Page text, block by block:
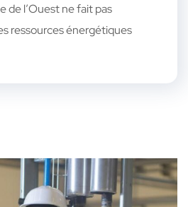
de l’Ouest ne fait pas
ressources énergétiques